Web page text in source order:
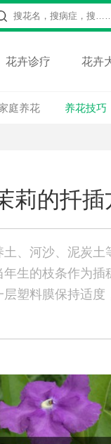
花卉诊疗 花卉
庭养花 养花技巧
莉的扦插
、河沙、泥炭土
生的枝条作为插
塑料膜保持适度